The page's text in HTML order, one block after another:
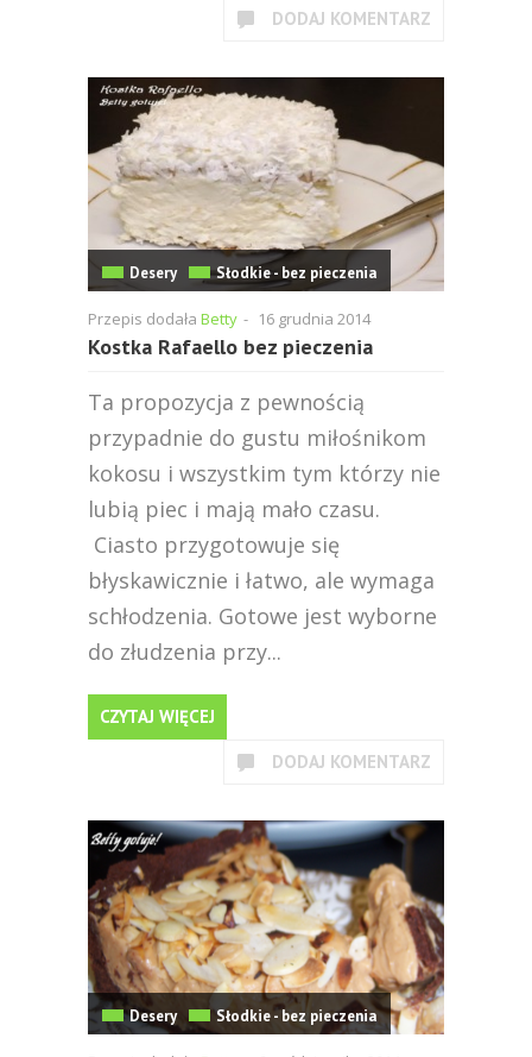
DODAJ KOMENTARZ
Desery Słodkie - bez pieczenia
Przepis dodała Betty - 16 grudnia 2014
Kostka Rafaello bez pieczenia
Ta propozycja z pewnością
przypadnie do gustu miłośnikom
kokosu i wszystkim tym którzy nie
lubią piec i mają mało czasu.
Ciasto przygotowuje się
błyskawicznie i łatwo, ale wymaga
schłodzenia. Gotowe jest wyborne
do złudzenia przy...
CZYTAJ WIĘCEJ
DODAJ KOMENTARZ
Desery Słodkie - bez pieczenia